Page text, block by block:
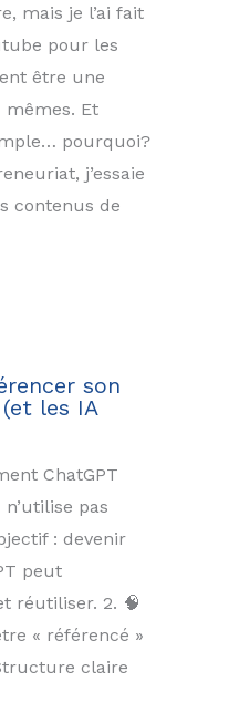
mais je l’ai fait
pour les
être une
mêmes. Et
pourquoi?
j’essaie
contenus de
son
les IA
ChatGPT
pas
: devenir
peut
réutiliser. 2. 🧠
« référencé »
claire